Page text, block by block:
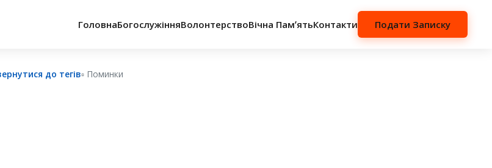
ГоловнаБогослужінняВолонтерствоВічна ПамʼятьКонтакти Подати Записку
до тегів▫︎ Поминки